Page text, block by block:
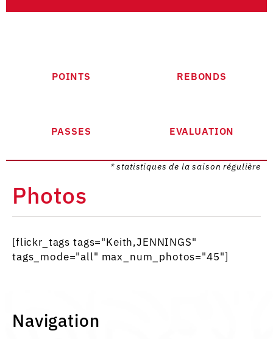
POINTS REBONDS
PASSES EVALUATION
* statistiques de la saison régulière
Photos
[flickr_tags tags="Keith,JENNINGS"
tags_mode="all" max_num_photos="45"]
Navigation